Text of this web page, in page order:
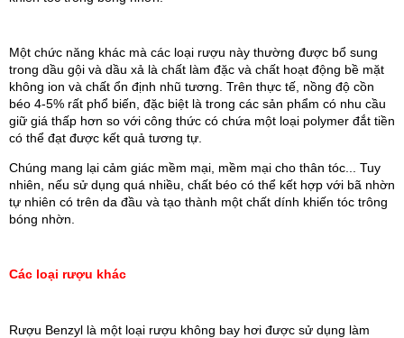
Một chức năng khác mà các loại rượu này thường được bổ sung
trong dầu gội và dầu xả là chất làm đặc và chất hoạt động bề mặt
không ion và chất ổn định nhũ tương. Trên thực tế, nồng độ cồn
béo 4-5% rất phổ biến, đặc biệt là trong các sản phẩm có nhu cầu
giữ giá thấp hơn so với công thức có chứa một loại polymer đắt tiền
có thể đạt được kết quả tương tự.
Chúng mang lại cảm giác mềm mại, mềm mại cho thân tóc... Tuy
nhiên, nếu sử dụng quá nhiều, chất béo có thể kết hợp với bã nhờn
tự nhiên có trên da đầu và tạo thành một chất dính khiến tóc trông
bóng nhờn.
Các loại rượu khác
Rượu Benzyl là một loại rượu không bay hơi được sử dụng làm